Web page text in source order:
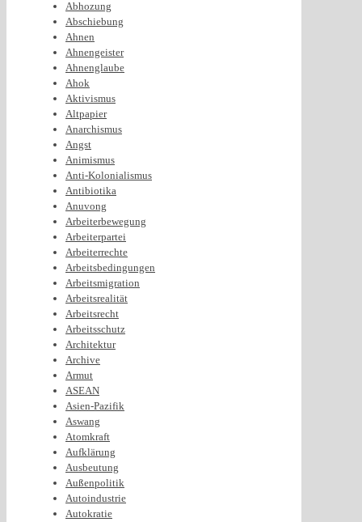
Abhozung
Abschiebung
Ahnen
Ahnengeister
Ahnenglaube
Ahok
Aktivismus
Altpapier
Anarchismus
Angst
Animismus
Anti-Kolonialismus
Antibiotika
Anuvong
Arbeiterbewegung
Arbeiterpartei
Arbeiterrechte
Arbeitsbedingungen
Arbeitsmigration
Arbeitsrealität
Arbeitsrecht
Arbeitsschutz
Architektur
Archive
Armut
ASEAN
Asien-Pazifik
Aswang
Atomkraft
Aufklärung
Ausbeutung
Außenpolitik
Autoindustrie
Autokratie